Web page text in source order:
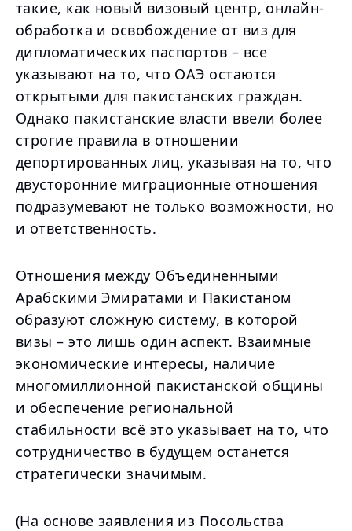
такие, как новый визовый центр, онлайн-
обработка и освобождение от виз для
дипломатических паспортов – все
указывают на то, что ОАЭ остаются
открытыми для пакистанских граждан.
Однако пакистанские власти ввели более
строгие правила в отношении
депортированных лиц, указывая на то, что
двусторонние миграционные отношения
подразумевают не только возможности, но
и ответственность.
Отношения между Объединенными
Арабскими Эмиратами и Пакистаном
образуют сложную систему, в которой
визы – это лишь один аспект. Взаимные
экономические интересы, наличие
многомиллионной пакистанской общины
и обеспечение региональной
стабильности всё это указывает на то, что
сотрудничество в будущем останется
стратегически значимым.
(На основе заявления из Посольства